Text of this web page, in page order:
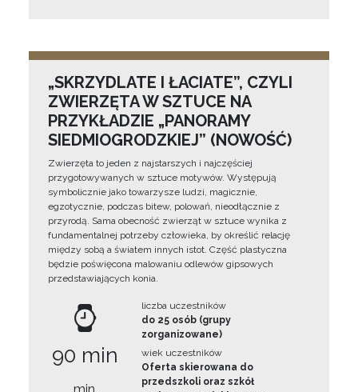
„SKRZYDLATE I ŁACIATE”, CZYLI
ZWIERZĘTA W SZTUCE NA
PRZYKŁADZIE „PANORAMY
SIEDMIOGRODZKIEJ” (NOWOŚĆ)
Zwierzęta to jeden z najstarszych i najczęściej
przygotowywanych w sztuce motywów. Występują
symbolicznie jako towarzysze ludzi, magicznie,
egzotycznie, podczas bitew, polowań, nieodłącznie z
przyrodą. Sama obecność zwierząt w sztuce wynika z
fundamentalnej potrzeby człowieka, by określić relację
między sobą a światem innych istot. Część plastyczna
będzie poświęcona malowaniu odlewów gipsowych
przedstawiających konia.
90 min
liczba uczestników
do 25 osób (grupy
zorganizowane)
wiek uczestników
Oferta skierowana do
przedszkoli oraz szkół